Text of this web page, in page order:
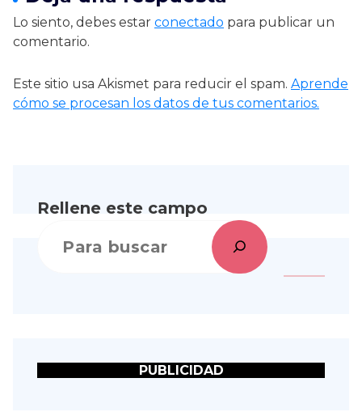
Lo siento, debes estar conectado para publicar un
comentario.
Este sitio usa Akismet para reducir el spam. Aprende
cómo se procesan los datos de tus comentarios.
Rellene este campo
PUBLICIDAD